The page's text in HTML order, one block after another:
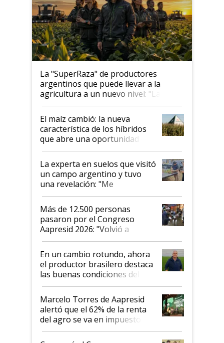
La "SuperRaza" de productores
argentinos que puede llevar a la
agricultura a un nuevo nivel: "Las
posibilidades de crecimiento son
infinitas"
El maíz cambió: la nueva
característica de los híbridos
que abre una oportunidad en
el lote
La experta en suelos que visitó
un campo argentino y tuvo
una revelación: "Me
impresionó mucho"
Más de 12.500 personas
pasaron por el Congreso
Aapresid 2026: "Volvió a
demostrar que hablar del
suelo es hablar de todo el
sistema productivo"
En un cambio rotundo, ahora
el productor brasilero destaca
las buenas condiciones del
agro argentino para invertir:
"Los veo más motivados"
Marcelo Torres de Aapresid
alertó que el 62% de la renta
del agro se va en impuestos:
"No es bueno que en
Argentina se sigan discutiendo